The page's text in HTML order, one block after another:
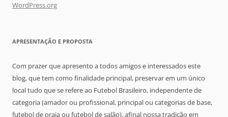
WordPress.org
APRESENTAÇÃO E PROPOSTA
Com prazer que apresento a todos amigos e interessados este
blog, que tem como finalidade principal, preservar em um único
local tudo que se refere ao Futebol Brasileiro, independente de
categoria (amador ou profissional, principal ou categorias de base,
futebol de praia ou futebol de salão), afinal nossa tradição em